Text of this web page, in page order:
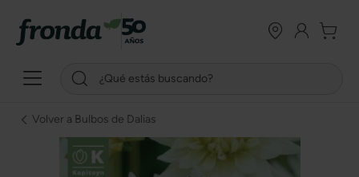
Volver a Bulbos de Dalias